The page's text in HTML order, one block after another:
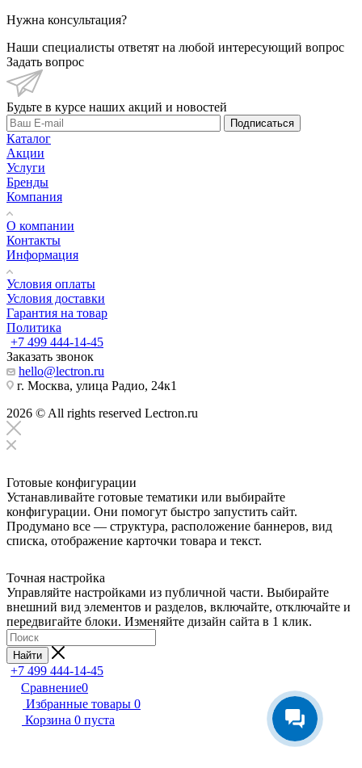
Нужна консультация?
Наши специалисты ответят на любой интересующий вопрос
Задать вопрос
Будьте в курсе наших акций и новостей
Подписаться
Каталог
Акции
Услуги
Бренды
Компания
О компании
Контакты
Информация
Условия оплаты
Условия доставки
Гарантия на товар
Политика
+7 499 444-14-45
Заказать звонок
hello@lectron.ru
г. Москва, улица Радио, 24к1
2026 © All rights reserved Lectron.ru
Готовые конфигурации
Устанавливайте готовые тематики или выбирайте
конфигурации. Они помогут быстро запустить сайт.
Продумано все — структура, расположение баннеров, вид
списка, отображение карточки товара и текст.
Точная настройка
Управляйте настройками из публичной части. Выбирайте
внешний вид элементов и разделов, включайте, отключайте и
передвигайте блоки. Изменяйте дизайн сайта в 1 клик.
Найти
+7 499 444-14-45
Сравнение0
Избранные товары 0
Корзина 0 пуста